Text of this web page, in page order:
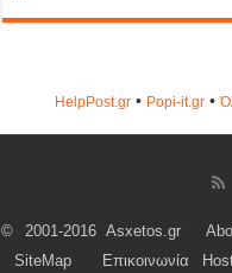
HelpPost.gr• Popi-it.gr•
© 2001-2016 Asxetos.gr
SiteMap
Επικοινωνία